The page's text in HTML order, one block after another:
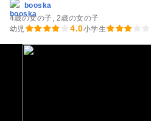
booska
4歳の女の子 2歳の女の子
幼児
4.0小学生